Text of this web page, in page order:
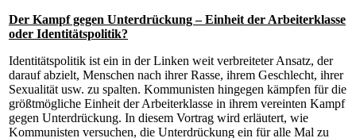
Der Kampf gegen Unterdrückung – Einheit der Arbeiterklasse
oder Identitätspolitik?
Identitätspolitik ist ein in der Linken weit verbreiteter Ansatz, der
darauf abzielt, Menschen nach ihrer Rasse, ihrem Geschlecht, ihrer
Sexualität usw. zu spalten. Kommunisten hingegen kämpfen für die
größtmögliche Einheit der Arbeiterklasse in ihrem vereinten Kampf
gegen Unterdrückung. In diesem Vortrag wird erläutert, wie
Kommunisten versuchen, die Unterdrückung ein für alle Mal zu